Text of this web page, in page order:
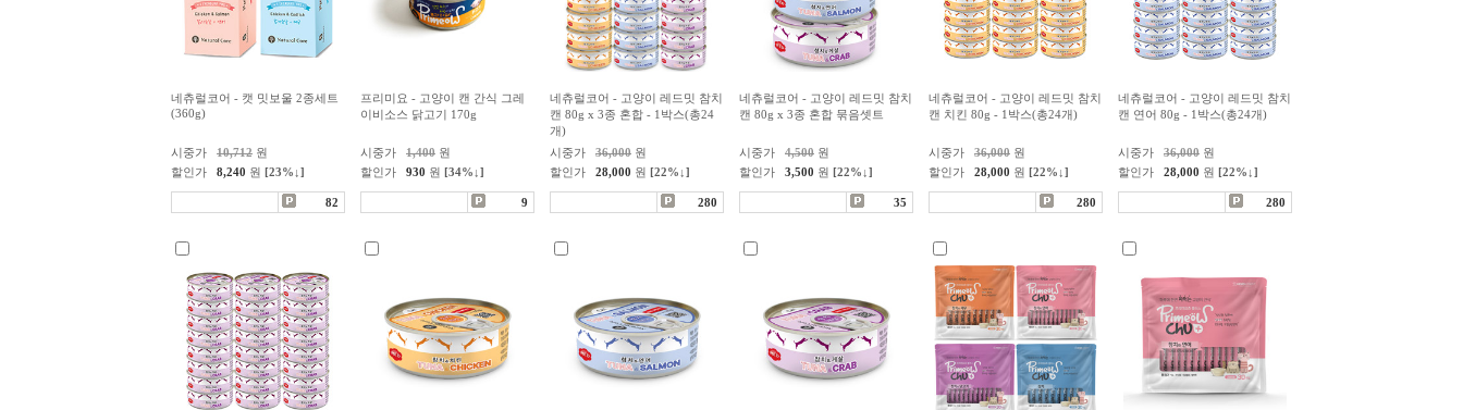
네츄럴코어 - 캣 밋보울 2종세트
(360g)
시중가 10,712 원
할인가 8,240 원 [23%↓]
82
프리미요 - 고양이 캔 간식 그레
이비소스 닭고기 170g
시중가 1,400 원
할인가 930 원 [34%↓]
9
네츄럴코어 - 고양이 레드밋 참치
캔 80g x 3종 혼합 - 1박스(총24
개)
시중가 36,000 원
할인가 28,000 원 [22%↓]
280
네츄럴코어 - 고양이 레드밋 참치
캔 80g x 3종 혼합 묶음셋트
시중가 4,500 원
할인가 3,500 원 [22%↓]
35
네츄럴코어 - 고양이 레드밋 참치
캔 치킨 80g - 1박스(총24개)
시중가 36,000 원
할인가 28,000 원 [22%↓]
280
네츄럴코어 - 고양이 레드밋 참치
캔 연어 80g - 1박스(총24개)
시중가 36,000 원
할인가 28,000 원 [22%↓]
280